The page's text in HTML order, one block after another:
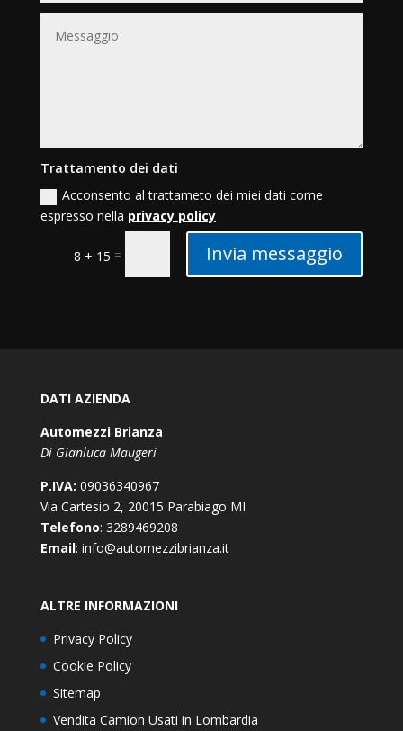
Trattamento dei dati
Acconsento al trattameto dei miei dati come
espresso nella privacy policy
8 + 15 = Invia messaggio
DATI AZIENDA
Automezzi Brianza
Di Gianluca Maugeri
P.IVA: 09036340967
Via Cartesio 2, 20015 Parabiago MI
Telefono: 3289469208
Email: info@automezzibrianza.it
ALTRE INFORMAZIONI
Privacy Policy
Cookie Policy
Sitemap
Vendita Camion Usati in Lombardia